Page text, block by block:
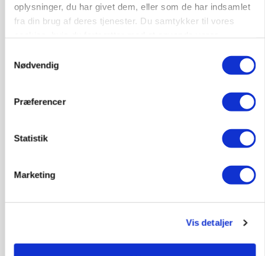
oplysninger, du har givet dem, eller som de har indsamlet
fra din brug af deres tjenester. Du samtykker til vores
Nødvendig
Præferencer
Statistik
Marketing
Vis detaljer
Efter lån på 182 millioner: Sindal Biogas vil
fordoble produktionen og behandle 800.000 ton
biomasse
Kendte brands i fødevareklyngen indstillet til ny